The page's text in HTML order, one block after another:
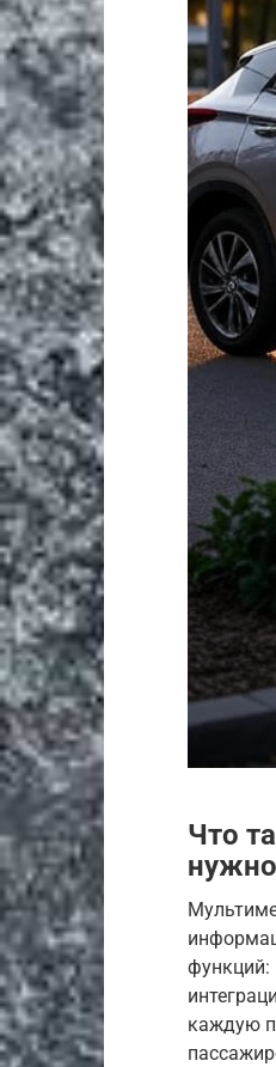
Что
функций:
каждую